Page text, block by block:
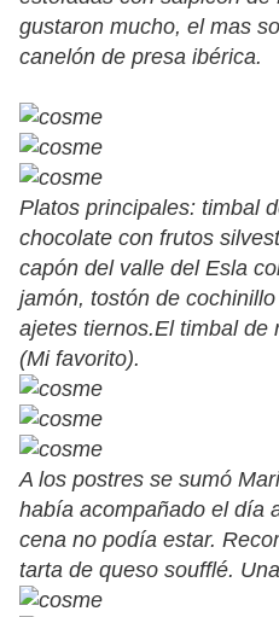
gustaron mucho, el mas
canelón de presa ibérica.
Platos principales: timbal
chocolate con frutos
capón del valle del Esla
jamón, tostón de
ajetes tiernos.El timbal de
(Mi favorito).
A los postres se sumó
había acompañado el día
cena no podía estar.
tarta de queso soufflé.